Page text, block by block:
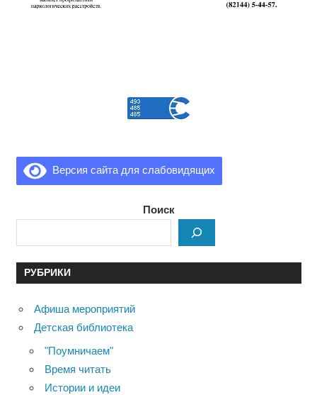
Версия сайта для слабовидящих
Поиск
РУБРИКИ
Афиша мероприятий
Детская библиотека
"Поумничаем"
Время читать
Истории и идеи